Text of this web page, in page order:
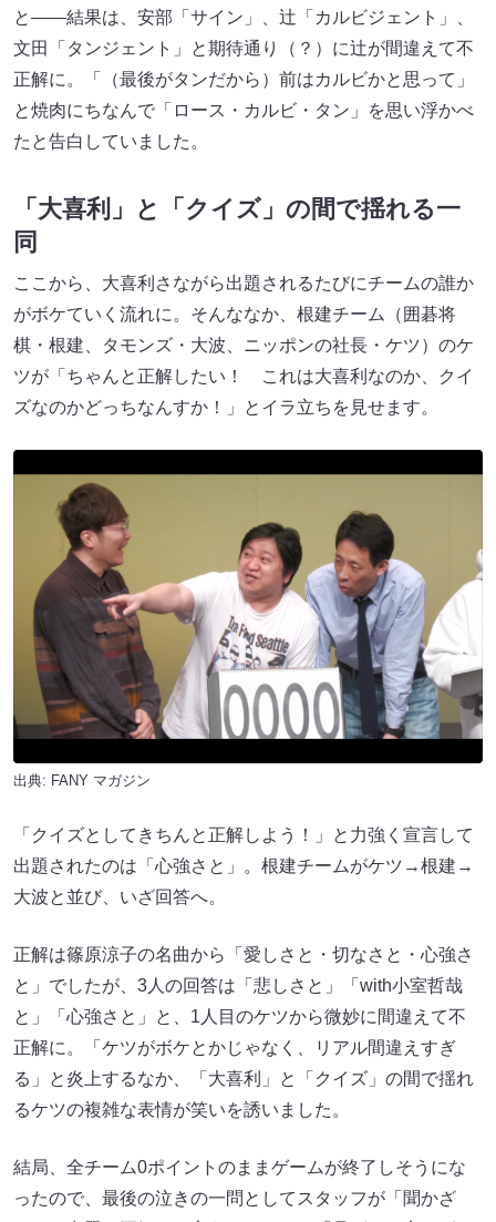
と――結果は、安部「サイン」、辻「カルビジェント」、
文田「タンジェント」と期待通り（？）に辻が間違えて不
正解に。「（最後がタンだから）前はカルビかと思って」
と焼肉にちなんで「ロース・カルビ・タン」を思い浮かべ
たと告白していました。
「大喜利」と「クイズ」の間で揺れる一
同
ここから、大喜利さながら出題されるたびにチームの誰か
がボケていく流れに。そんななか、根建チーム（囲碁将
棋・根建、タモンズ・大波、ニッポンの社長・ケツ）のケ
ツが「ちゃんと正解したい！ これは大喜利なのか、クイ
ズなのかどっちなんすか！」とイラ立ちを見せます。
出典: FANY マガジン
「クイズとしてきちんと正解しよう！」と力強く宣言して
出題されたのは「心強さと」。根建チームがケツ→根建→
大波と並び、いざ回答へ。
正解は篠原涼子の名曲から「愛しさと・切なさと・心強さ
と」でしたが、3人の回答は「悲しさと」「with小室哲哉
と」「心強さと」と、1人目のケツから微妙に間違えて不
正解に。「ケツがボケとかじゃなく、リアル間違えすぎ
る」と炎上するなか、「大喜利」と「クイズ」の間で揺れ
るケツの複雑な表情が笑いを誘いました。
結局、全チーム0ポイントのままゲームが終了しそうにな
ったので、最後の泣きの一問としてスタッフが「聞かざ